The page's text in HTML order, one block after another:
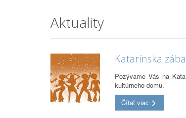
Aktuality
Katarínska
Pozývame Vás na
kultúrneho domu.
Čítať viac